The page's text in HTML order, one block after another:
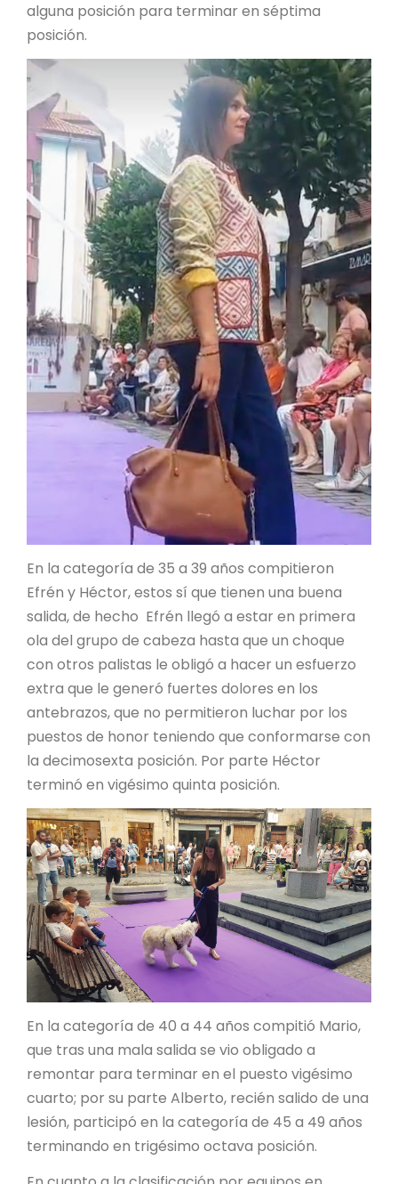
alguna posición para terminar en séptima
posición.
En la categoría de 35 a 39 años compitieron
Efrén y Héctor, estos sí que tienen una buena
salida, de hecho Efrén llegó a estar en primera
ola del grupo de cabeza hasta que un choque
con otros palistas le obligó a hacer un esfuerzo
extra que le generó fuertes dolores en los
antebrazos, que no permitieron luchar por los
puestos de honor teniendo que conformarse con
la decimosexta posición. Por parte Héctor
terminó en vigésimo quinta posición.
En la categoría de 40 a 44 años compitió Mario,
que tras una mala salida se vio obligado a
remontar para terminar en el puesto vigésimo
cuarto; por su parte Alberto, recién salido de una
lesión, participó en la categoría de 45 a 49 años
terminando en trigésimo octava posición.